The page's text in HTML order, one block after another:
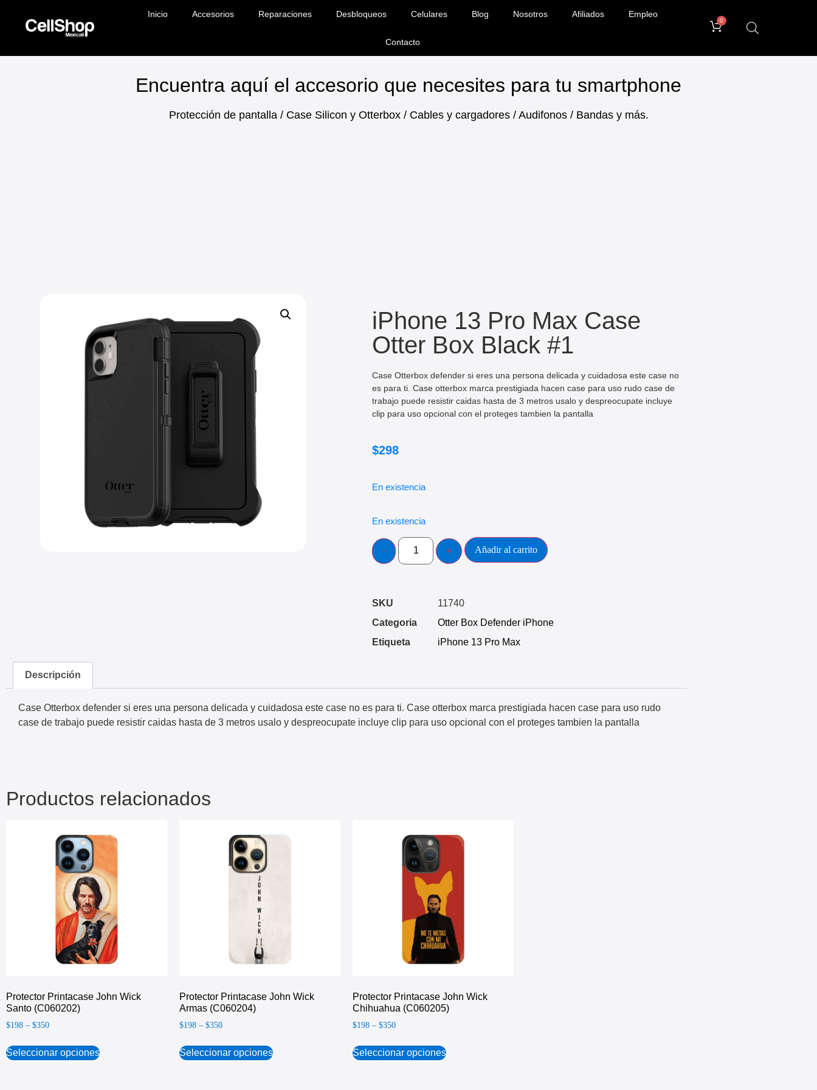
Inicio Accesorios Reparaciones Desbloqueos Celulares Blog Nosotros Afiliados Empleo
Contacto
0
Encuentra aquí el accesorio que necesites para tu smartphone
Protección de pantalla / Case Silicon y Otterbox / Cables y cargadores / Audifonos / Bandas y más.
iPhone 13 Pro Max Case
Otter Box Black #1
Case Otterbox defender si eres una persona delicada y cuidadosa este case no
es para ti. Case otterbox marca prestigiada hacen case para uso rudo case de
trabajo puede resistir caidas hasta de 3 metros usalo y despreocupate incluye
clip para uso opcional con el proteges tambien la pantalla
$298
En existencia
En existencia
Añadir al carrito
SKU
11740
Categoria
Otter Box Defender iPhone
Etiqueta
iPhone 13 Pro Max
Descripción
Case Otterbox defender si eres una persona delicada y cuidadosa este case no es para ti. Case otterbox marca prestigiada hacen case para uso rudo
case de trabajo puede resistir caidas hasta de 3 metros usalo y despreocupate incluye clip para uso opcional con el proteges tambien la pantalla
Productos relacionados
Protector Printacase John Wick
Santo (C060202)
$198 – $350
Seleccionar opciones
Protector Printacase John Wick
Armas (C060204)
$198 – $350
Seleccionar opciones
Protector Printacase John Wick
Chihuahua (C060205)
$198 – $350
Seleccionar opciones